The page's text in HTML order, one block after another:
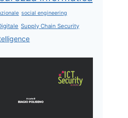
social engineering
Supply Chain Security